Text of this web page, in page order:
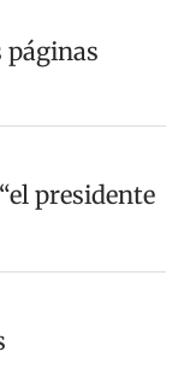
páginas
presidente